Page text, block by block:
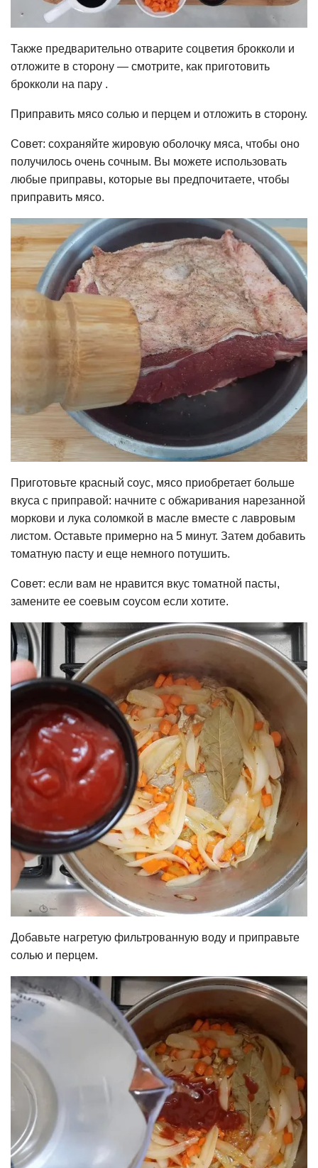
Также предварительно отварите соцветия брокколи и
отложите в сторону — смотрите, как приготовить
брокколи на пару .
Приправить мясо солью и перцем и отложить в сторону.
Совет: сохраняйте жировую оболочку мяса, чтобы оно
получилось очень сочным. Вы можете использовать
любые приправы, которые вы предпочитаете, чтобы
приправить мясо.
Приготовьте красный соус, мясо приобретает больше
вкуса с приправой: начните с обжаривания нарезанной
моркови и лука соломкой в ​​масле вместе с лавровым
листом. Оставьте примерно на 5 минут. Затем добавить
томатную пасту и еще немного потушить.
Совет: если вам не нравится вкус томатной пасты,
замените ее соевым соусом если хотите.
Добавьте нагретую фильтрованную воду и приправьте
солью и перцем.